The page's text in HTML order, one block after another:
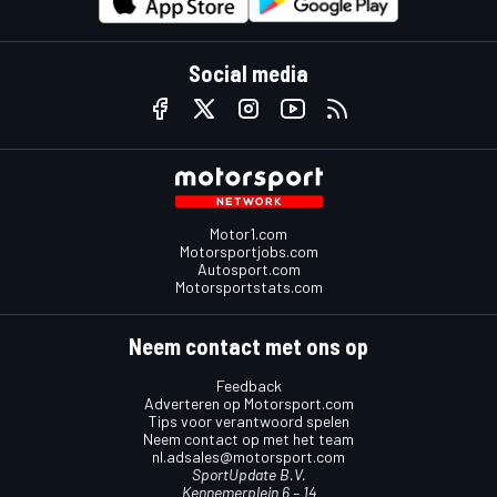
Social media
Motor1.com
Motorsportjobs.com
Autosport.com
Motorsportstats.com
Neem contact met ons op
Feedback
Adverteren op Motorsport.com
Tips voor verantwoord spelen
Neem contact op met het team
nl.adsales@motorsport.com
SportUpdate B.V.
Kennemerplein 6 – 14